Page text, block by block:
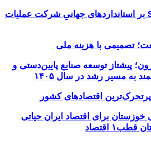
مهر تأیید SGS بر استانداردهای جهانیِ شرکت عملیات
تصمیمی با هزینه ملی
پیشتاز توسعه صنایع پایین‌دستی و
به مسیر رشد در سال ۱۴۰۵
خوزستان برای اقتصاد ایران حیاتی
اقتصاد